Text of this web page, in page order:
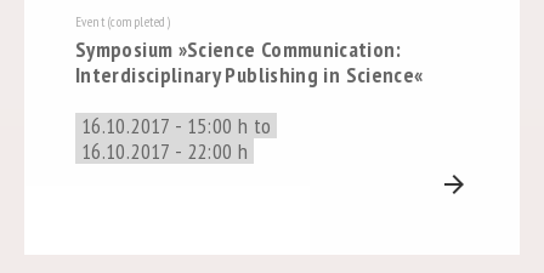
Event (completed)
Symposium »Science Communication:
Interdisciplinary Publishing in Science«
16.10.2017 - 15:00 h to
16.10.2017 - 22:00 h
arrow_forward